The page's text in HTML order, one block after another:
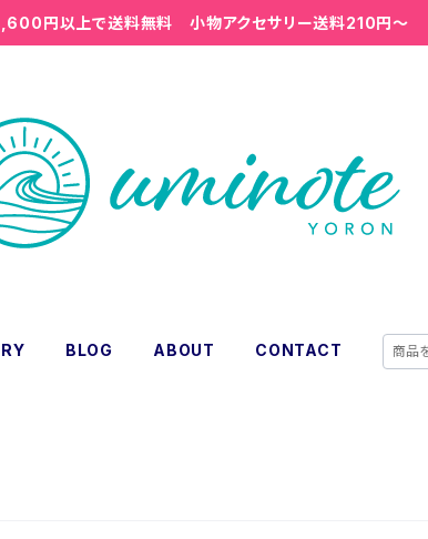
円以上で送料無料 小物アクセサリー送料210円〜
BLOG ABOUT CONTACT